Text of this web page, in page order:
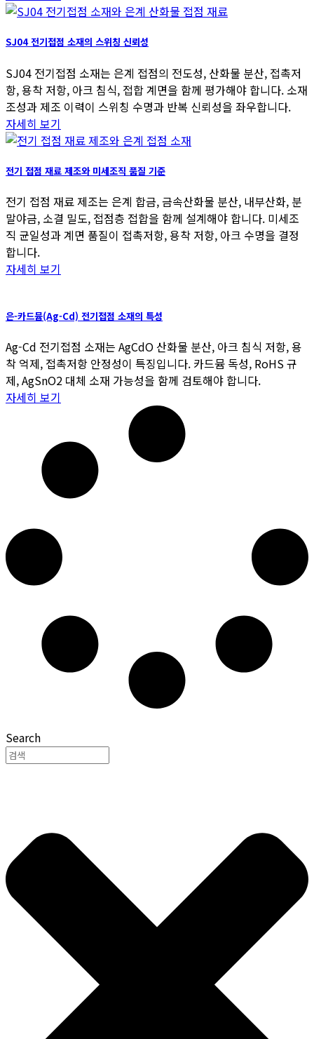
SJ04 전기접점 소재의 스위칭 신뢰성
SJ04 전기접점 소재는 은계 접점의 전도성, 산화물 분산, 접촉저
항, 용착 저항, 아크 침식, 접합 계면을 함께 평가해야 합니다. 소재
조성과 제조 이력이 스위칭 수명과 반복 신뢰성을 좌우합니다.
자세히 보기
전기 접점 재료 제조와 미세조직 품질 기준
전기 접점 재료 제조는 은계 합금, 금속산화물 분산, 내부산화, 분
말야금, 소결 밀도, 접점층 접합을 함께 설계해야 합니다. 미세조
직 균일성과 계면 품질이 접촉저항, 용착 저항, 아크 수명을 결정
합니다.
자세히 보기
은-카드뮴(Ag-Cd) 전기접점 소재의 특성
Ag-Cd 전기접점 소재는 AgCdO 산화물 분산, 아크 침식 저항, 용
착 억제, 접촉저항 안정성이 특징입니다. 카드뮴 독성, RoHS 규
제, AgSnO2 대체 소재 가능성을 함께 검토해야 합니다.
자세히 보기
Search